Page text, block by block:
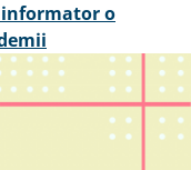
informator o